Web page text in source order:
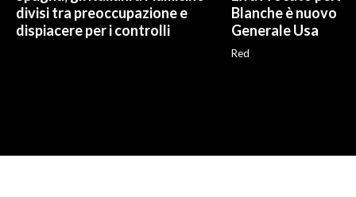
divisi tra preoccupazione e
dispiacere per i controlli
Blanche è nuovo
Generale Usa
Red